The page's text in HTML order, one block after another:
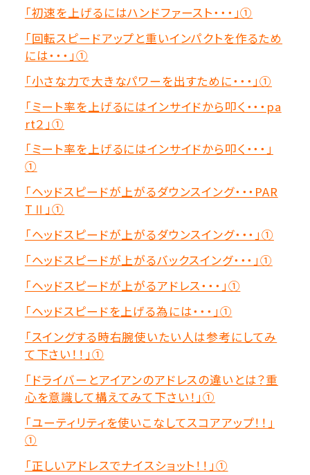
「初速を上げるにはハンドファースト・・・」①
「回転スピードアップと重いインパクトを作るため
には・・・」①
「小さな力で大きなパワーを出すために・・・」①
「ミート率を上げるにはインサイドから叩く・・・pa
rt２」①
「ミート率を上げるにはインサイドから叩く・・・」
①
「ヘッドスピードが上がるダウンスイング・・・PAR
TⅡ」①
「ヘッドスピードが上がるダウンスイング・・・」①
「ヘッドスピードが上がるバックスイング・・・」①
「ヘッドスピードが上がるアドレス・・・」①
「ヘッドスピードを上げる為には・・・」①
「スイングする時右腕使いたい人は参考にしてみ
て下さい！！」①
「ドライバーとアイアンのアドレスの違いとは？重
心を意識して構えてみて下さい！」①
「ユーティリティを使いこなしてスコアアップ！！」
①
「正しいアドレスでナイスショット！！」①